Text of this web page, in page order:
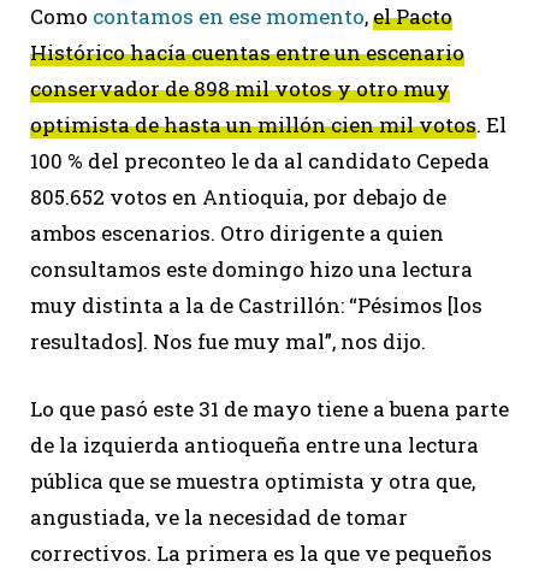
Como contamos en ese momento,el Pacto
Histórico hacía cuentas entre un escenario
conservador de 898 mil votos y otro muy
optimista de hasta un millón cien mil votos. El
100 % del preconteo le da al candidato Cepeda
805.652 votos en Antioquia, por debajo de
ambos escenarios. Otro dirigente a quien
consultamos este domingo hizo una lectura
muy distinta a la de Castrillón: “Pésimos [los
resultados]. Nos fue muy mal”, nos dijo.
Lo que pasó este 31 de mayo tiene a buena parte
de la izquierda antioqueña entre una lectura
pública que se muestra optimista y otra que,
angustiada, ve la necesidad de tomar
correctivos. La primera es la que ve pequeños